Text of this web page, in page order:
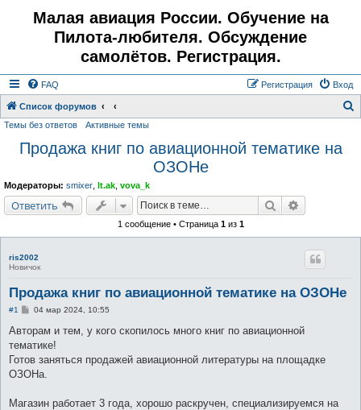
Малая авиация России. Обучение на
Пилота-любителя. Обсуждение
самолётов. Регистрация.
FAQ Вход
Регистрация
Список форумов
Темы без ответов Активные темы
Продажа книг по авиационной тематике на
ОЗОНе
Модераторы: smixer lt.ak vova_k
Ответить Поиск
1 сообщение • Страница 1из 1
ris2002
Новичок
Продажа книг по авиационной тематике на ОЗОНе
#1
С
о
б
щ
е
и
04 мар 2024, 10:55
Авторам и тем, у кого скопилось много книг по авиационной
тематике!
Готов заняться продажей авиационной литературы на площадке
ОЗОНа.
Магазин работает 3 года, хорошо раскручен, специализируемся на